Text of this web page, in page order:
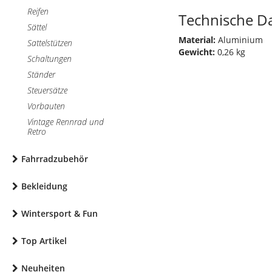
Reifen
Sättel
Sattelstützen
Schaltungen
Ständer
Steuersätze
Vorbauten
Vintage Rennrad und
Retro
Fahrradzubehör
Bekleidung
Wintersport & Fun
Top Artikel
Neuheiten
Technische
Material: Aluminium
Gewicht: 0,26 kg